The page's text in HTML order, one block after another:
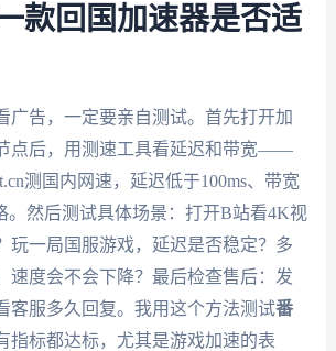
款回国加速器是否适
广告，一定要亲自测试。首先打开加
点后，用测速工具看延迟和带宽——
测国内网速，延迟低于100ms、带宽
。然后测试具体场景：打开B站看4K视
玩一局国服游戏，延迟是否稳定？多
速度会不会下降？最后检查售后：发
客服多久回复。我用这个方法测试番
指标都达标，尤其是游戏加速的表